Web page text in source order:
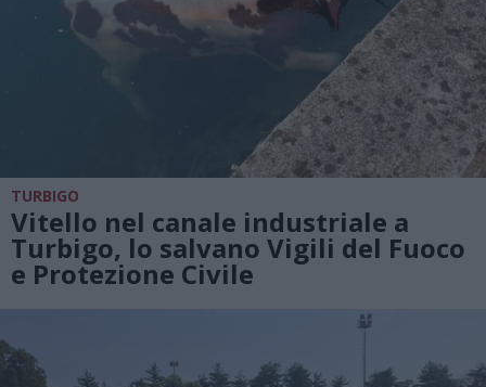
TURBIGO
Vitello nel canale industriale a
Turbigo, lo salvano Vigili del Fuoco
e Protezione Civile